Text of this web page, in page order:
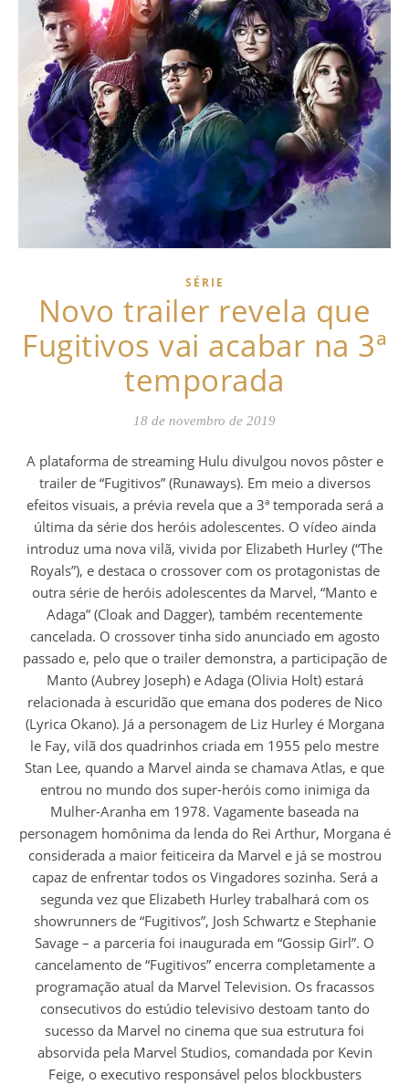
SÉRIE
Novo trailer revela que
Fugitivos vai acabar na 3ª
temporada
18 de novembro de 2019
A plataforma de streaming Hulu divulgou novos pôster e
trailer de “Fugitivos” (Runaways). Em meio a diversos
efeitos visuais, a prévia revela que a 3ª temporada será a
última da série dos heróis adolescentes. O vídeo ainda
introduz uma nova vilã, vivida por Elizabeth Hurley (“The
Royals”), e destaca o crossover com os protagonistas de
outra série de heróis adolescentes da Marvel, “Manto e
Adaga” (Cloak and Dagger), também recentemente
cancelada. O crossover tinha sido anunciado em agosto
passado e, pelo que o trailer demonstra, a participação de
Manto (Aubrey Joseph) e Adaga (Olivia Holt) estará
relacionada à escuridão que emana dos poderes de Nico
(Lyrica Okano). Já a personagem de Liz Hurley é Morgana
le Fay, vilã dos quadrinhos criada em 1955 pelo mestre
Stan Lee, quando a Marvel ainda se chamava Atlas, e que
entrou no mundo dos super-heróis como inimiga da
Mulher-Aranha em 1978. Vagamente baseada na
personagem homônima da lenda do Rei Arthur, Morgana é
considerada a maior feiticeira da Marvel e já se mostrou
capaz de enfrentar todos os Vingadores sozinha. Será a
segunda vez que Elizabeth Hurley trabalhará com os
showrunners de “Fugitivos”, Josh Schwartz e Stephanie
Savage – a parceria foi inaugurada em “Gossip Girl”. O
cancelamento de “Fugitivos” encerra completamente a
programação atual da Marvel Television. Os fracassos
consecutivos do estúdio televisivo destoam tanto do
sucesso da Marvel no cinema que sua estrutura foi
absorvida pela Marvel Studios, comandada por Kevin
Feige, o executivo responsável pelos blockbusters